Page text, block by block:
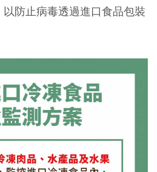
防止病毒透過進口食品包裝